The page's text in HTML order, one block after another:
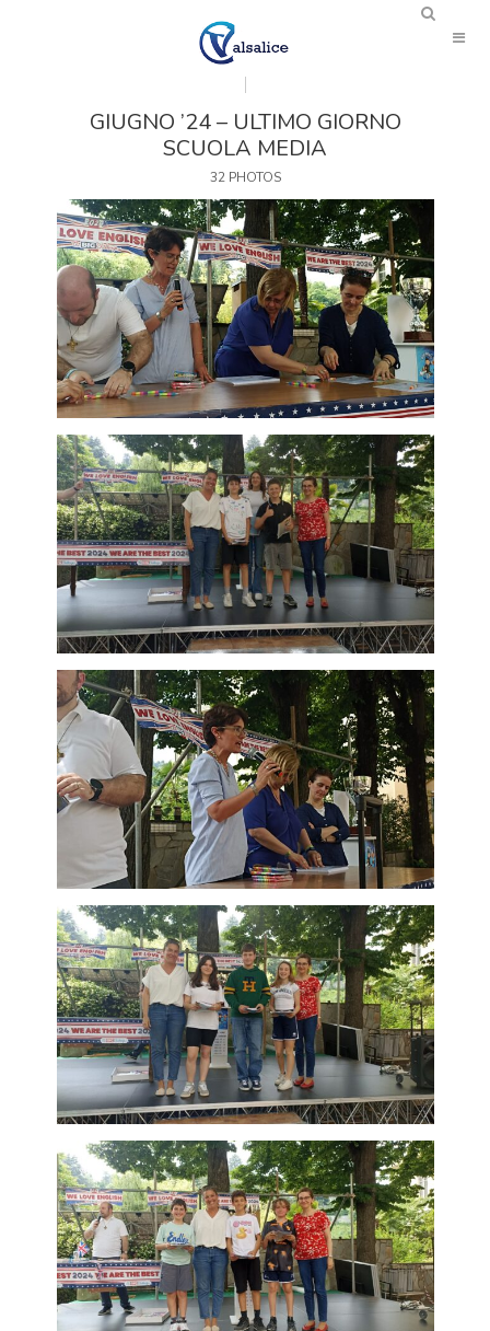
GIUGNO ’24 – ULTIMO GIORNO
SCUOLA MEDIA
32 PHOTOS